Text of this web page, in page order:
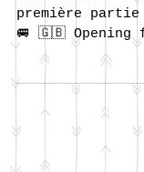
30 juin 2019
ICÔNE - Antony
🇫🇷 Premier
première partie
🚐 🇬🇧 Opening
in Antony.